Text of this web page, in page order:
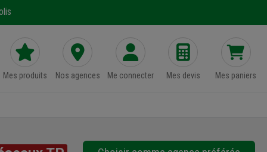
Mes produits Nos agences Me connecter Mes devis Mes paniers